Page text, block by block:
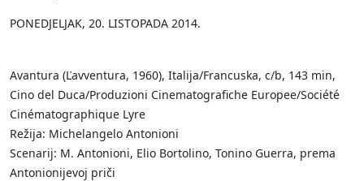
PONEDJELJAK, 20. LISTOPADA 2014.
Avantura (Ľavventura, 1960), Italija/Francuska, c/b, 143 min,
Cino del Duca/Produzioni Cinematografiche Europee/Société
Cinématographique Lyre
Režija: Michelangelo Antonioni
Scenarij: M. Antonioni, Elio Bortolino, Tonino Guerra, prema
Antonionijevoj priči